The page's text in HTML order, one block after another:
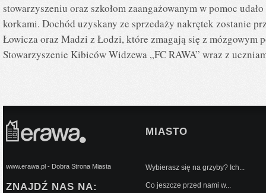
stowarzyszeniu oraz szkołom zaangażowanym w pomoc
korkami. Dochód uzyskany ze sprzedaży nakrętek zostanie
Łowicza oraz Madzi z Łodzi, które zmagają się z mózgowym
Stowarzyszenie Kibiców Widzewa „FC RAWA” wraz z
www.erawa.pl - Dobra Strona Miasta
ZNAJDŹ NAS NA:
MIASTO
Wybierasz się na grzyby? Ich...
Co jeszcze przed nami w...